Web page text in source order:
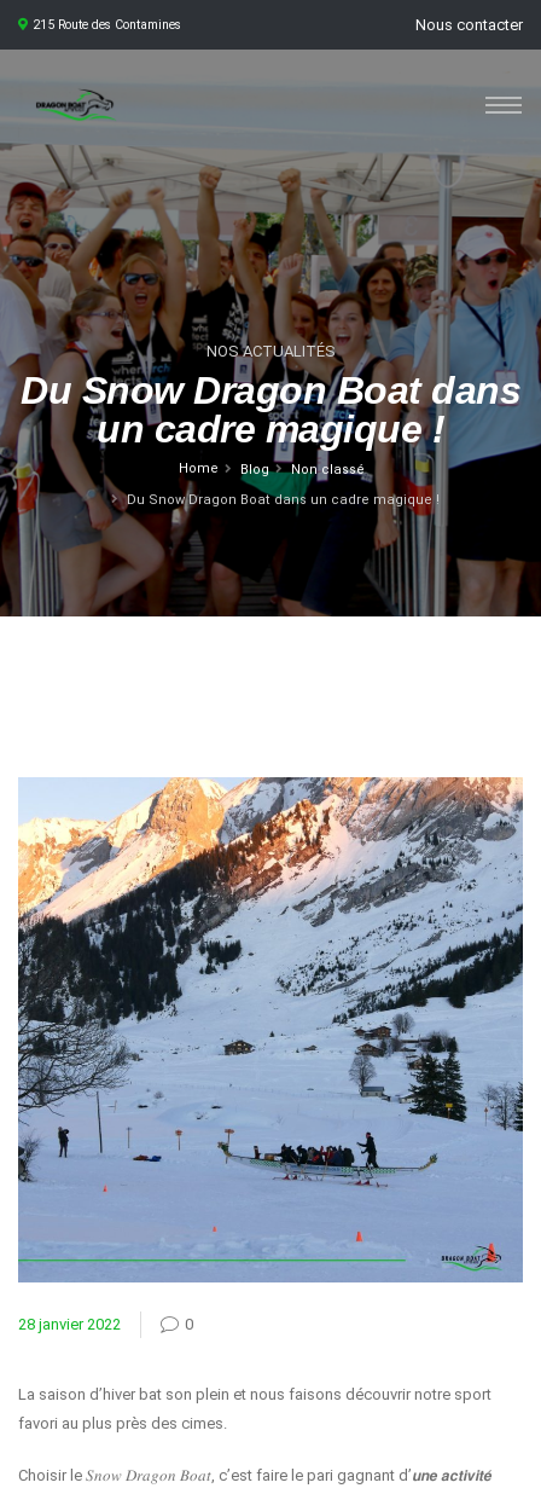
215 Route des Contamines Nous contacter
NOS ACTUALITÉS
Du Snow Dragon Boat dans
un cadre magique !
Home Blog
Non classé
Du Snow Dragon Boat dans un cadre magique !
28 janvier 2022 0
La saison d’hiver bat son plein et nous faisons découvrir notre sport
favori au plus près des cimes.
Choisir le 𝑆𝑛𝑜𝑤 𝐷𝑟𝑎𝑔𝑜𝑛 𝐵𝑜𝑎𝑡, c’est faire le pari gagnant d’𝙪𝙣𝙚 𝙖𝙘𝙩𝙞𝙫𝙞𝙩𝙚́